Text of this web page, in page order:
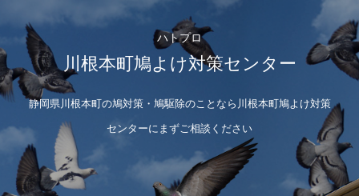
ハトプロ
川根本町鳩よけ対策センター
静岡県川根本町の鳩対策・鳩駆除のことなら川根本町鳩よけ対策
センターにまずご相談ください